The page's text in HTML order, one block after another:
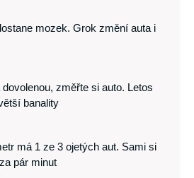
mozek. Grok změní auta i
změřte si auto. Letos
banality
má 1 ze 3 ojetých aut. Sami si
pár minut